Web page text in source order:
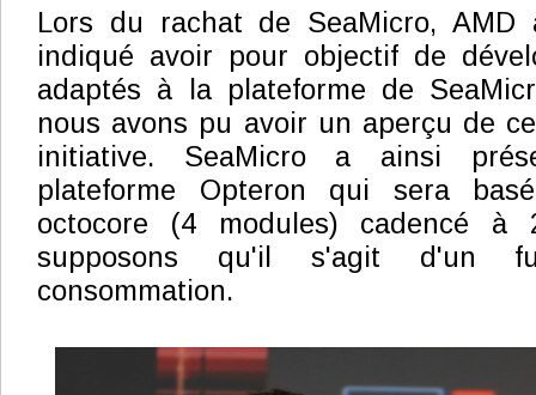
Lors du rachat de SeaMicro, AMD
indiqué avoir pour objectif de
adaptés à la plateforme de
nous avons pu avoir un aperçu de
initiative. SeaMicro a ainsi
plateforme Opteron qui sera
octocore (4 modules) cadencé
supposons qu'il s'agit d'un
consommation.